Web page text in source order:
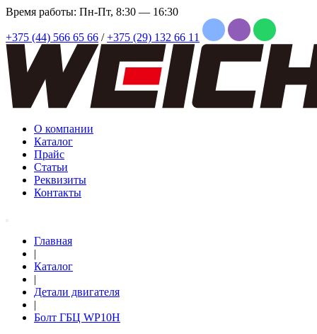
Время работы: Пн-Пт, 8:30 — 16:30
+375 (44) 566 65 66 / +375 (29) 132 66 11
О компании
Каталог
Прайс
Статьи
Реквизиты
Контакты
Главная
|
Каталог
|
Детали двигателя
|
Болт ГБЦ WP10H